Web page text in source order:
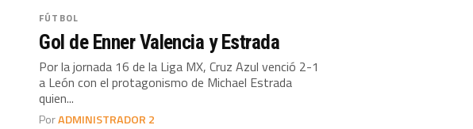
FÚTBOL
Gol de Enner Valencia y Estrada
Por la jornada 16 de la Liga MX, Cruz Azul venció 2-1
a León con el protagonismo de Michael Estrada
quien...
PorADMINISTRADOR 2